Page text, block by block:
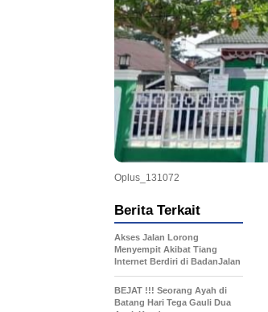
Oplus_131072
Berita Terkait
Akses Jalan Lorong
Menyempit Akibat Tiang
Internet Berdiri di BadanJalan
BEJAT !!! Seorang Ayah di
Batang Hari Tega Gauli Dua